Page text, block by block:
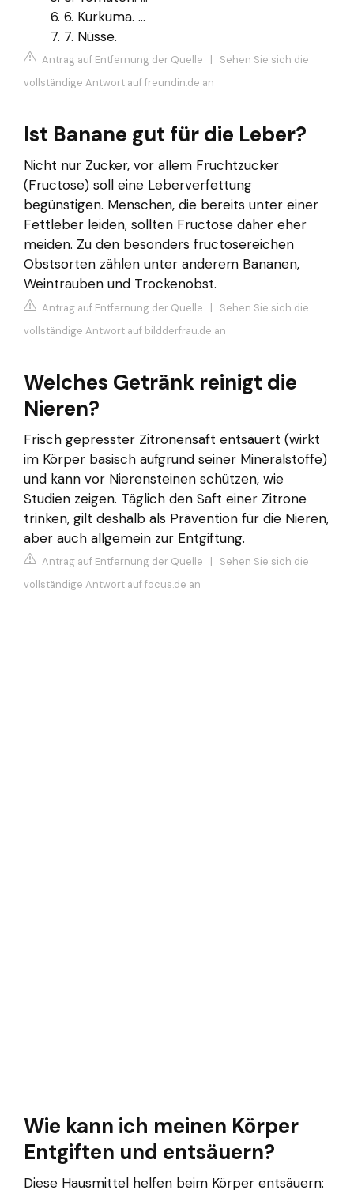
6. Kurkuma. ...
7. Nüsse.
Antrag auf Entfernung der Quelle | Sehen Sie sich die
vollständige Antwort auf freundin.de an
Ist Banane gut für die Leber?
Nicht nur Zucker, vor allem Fruchtzucker
(Fructose) soll eine Leberverfettung
begünstigen. Menschen, die bereits unter einer
Fettleber leiden, sollten Fructose daher eher
meiden. Zu den besonders fructosereichen
Obstsorten zählen unter anderem Bananen,
Weintrauben und Trockenobst.
Antrag auf Entfernung der Quelle | Sehen Sie sich die
vollständige Antwort auf bildderfrau.de an
Welches Getränk reinigt die
Nieren?
Frisch gepresster Zitronensaft entsäuert (wirkt
im Körper basisch aufgrund seiner Mineralstoffe)
und kann vor Nierensteinen schützen, wie
Studien zeigen. Täglich den Saft einer Zitrone
trinken, gilt deshalb als Prävention für die Nieren,
aber auch allgemein zur Entgiftung.
Antrag auf Entfernung der Quelle | Sehen Sie sich die
vollständige Antwort auf focus.de an
Wie kann ich meinen Körper
Entgiften und entsäuern?
Diese Hausmittel helfen beim Körper entsäuern: